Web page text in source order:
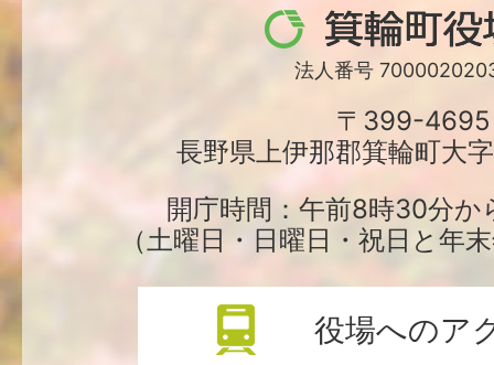
箕
輪
役
場
法人番号
〒399-4695
長野県上伊那郡箕輪町大
開庁時間：午前8時30分か
（土曜日・日曜日・祝日と年
役場へのア